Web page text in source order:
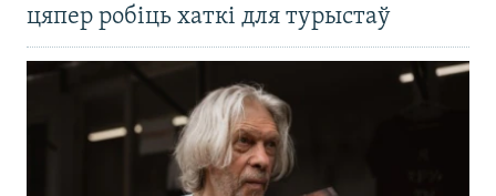
цяпер робіць хаткі для турыстаў